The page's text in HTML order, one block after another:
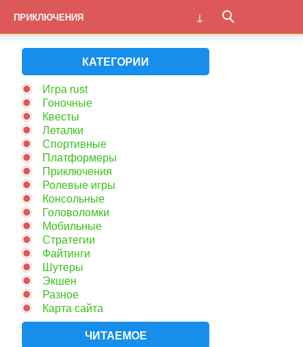
ПРИКЛЮЧЕНИЯ
КАТЕГОРИИ
Игра rust
Гоночные
Квесты
Леталки
Спортивные
Платформеры
Приключения
Ролевые игры
Консольные
Головоломки
Мобильные
Стратегии
Файтинги
Шутеры
Экшен
Разное
Карта сайта
ЧИТАЕМОЕ